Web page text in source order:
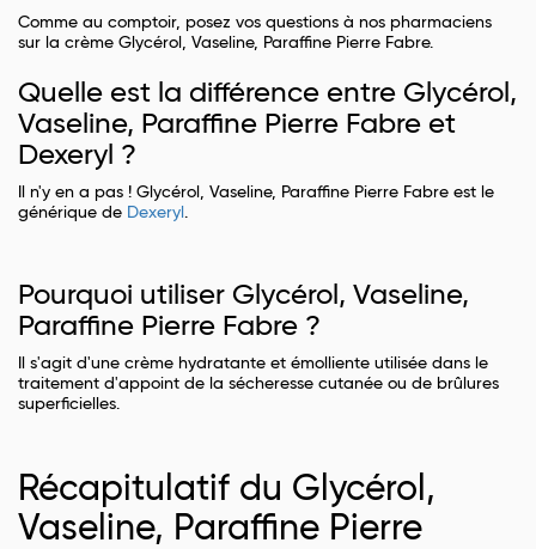
Comme au comptoir, posez vos questions à nos pharmaciens
sur la crème Glycérol, Vaseline, Paraffine Pierre Fabre.
Quelle est la différence entre Glycérol,
Vaseline, Paraffine Pierre Fabre et
Dexeryl ?
Il n'y en a pas ! Glycérol, Vaseline, Paraffine Pierre Fabre est le
générique de Dexeryl .
Pourquoi utiliser Glycérol, Vaseline,
Paraffine Pierre Fabre ?
Il s'agit d'une crème hydratante et émolliente utilisée dans le
traitement d'appoint de la sécheresse cutanée ou de brûlures
superficielles.
Récapitulatif du Glycérol,
Vaseline, Paraffine Pierre